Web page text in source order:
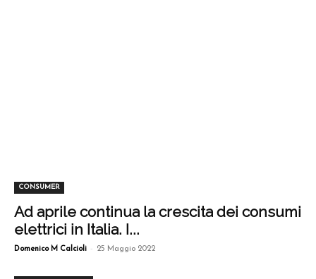
CONSUMER
Ad aprile continua la crescita dei consumi
elettrici in Italia. I...
Domenico M Calcioli - 25 Maggio 2022